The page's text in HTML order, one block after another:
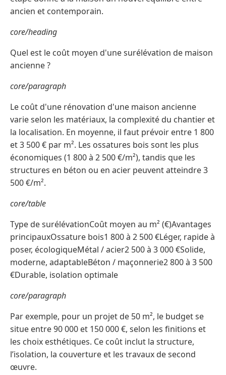
ancien et contemporain.
core/heading
Quel est le coût moyen d'une surélévation de maison
ancienne ?
core/paragraph
Le coût d'une rénovation d'une maison ancienne
varie selon les matériaux, la complexité du chantier et
la localisation. En moyenne, il faut prévoir entre 1 800
et 3 500 € par m². Les ossatures bois sont les plus
économiques (1 800 à 2 500 €/m²), tandis que les
structures en béton ou en acier peuvent atteindre 3
500 €/m².
core/table
Type de surélévationCoût moyen au m² (€)Avantages
principauxOssature bois1 800 à 2 500 €Léger, rapide à
poser, écologiqueMétal / acier2 500 à 3 000 €Solide,
moderne, adaptableBéton / maçonnerie2 800 à 3 500
€Durable, isolation optimale
core/paragraph
Par exemple, pour un projet de 50 m², le budget se
situe entre 90 000 et 150 000 €, selon les finitions et
les choix esthétiques. Ce coût inclut la structure,
l’isolation, la couverture et les travaux de second
œuvre.